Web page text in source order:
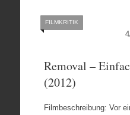
4
FILMKRITIK
Removal –
(2012)
Filmbeschreibung: Vor